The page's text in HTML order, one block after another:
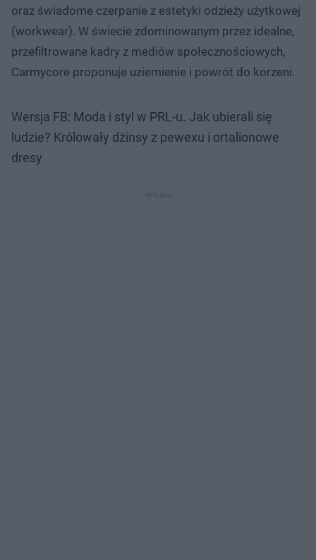
oraz świadome czerpanie z estetyki odzieży użytkowej
(workwear). W świecie zdominowanym przez idealne,
przefiltrowane kadry z mediów społecznościowych,
Carmycore proponuje uziemienie i powrót do korzeni.
Wersja FB: Moda i styl w PRL-u. Jak ubierali się
ludzie? Królowały dżinsy z pewexu i ortalionowe
dresy